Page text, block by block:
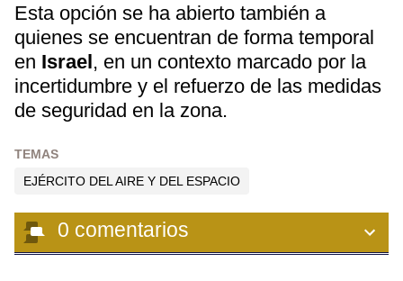
Esta opción se ha abierto también a
quienes se encuentran de forma temporal
en Israel, en un contexto marcado por la
incertidumbre y el refuerzo de las medidas
de seguridad en la zona.
TEMAS
EJÉRCITO DEL AIRE Y DEL ESPACIO
0 comentarios